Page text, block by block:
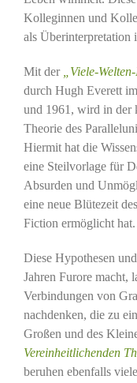
Kolleginnen und
als Überinterpretation
Mit der „Viele-
durch Hugh Everett
und 1961, wird in der
Theorie des
Hiermit hat die
eine Steilvorlage für
Absurden und
eine neue Blütezeit
Fiction ermöglicht hat.
Diese Hypothesen
Jahren Furore macht,
Verbindungen von
nachdenken, die zu
Großen und des
Vereinheitlichenden
beruhen ebenfalls